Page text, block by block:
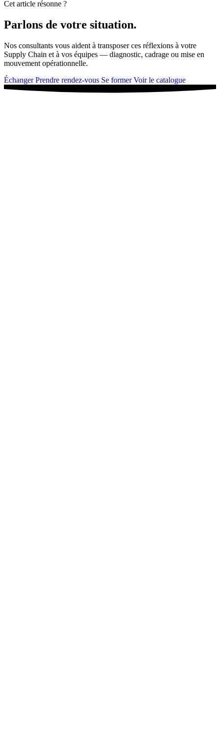
Cet article résonne ?
Parlons de votre situation.
Nos consultants vous aident à transposer ces réflexions à votre
Supply Chain et à vos équipes — diagnostic, cadrage ou mise en
mouvement opérationnelle.
Échanger Prendre rendez-vous Se former Voir le catalogue